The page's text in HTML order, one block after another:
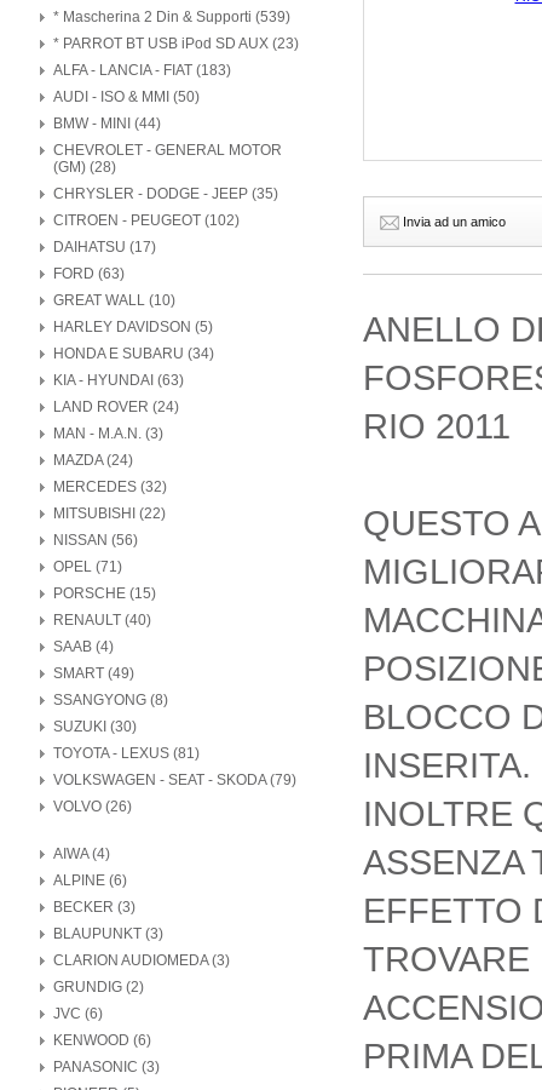
* Mascherina 2 Din & Supporti (539)
* PARROT BT USB iPod SD AUX (23)
ALFA - LANCIA - FIAT (183)
AUDI - ISO & MMI (50)
BMW - MINI (44)
CHEVROLET - GENERAL MOTOR
(GM) (28)
CHRYSLER - DODGE - JEEP (35)
CITROEN - PEUGEOT (102)
DAIHATSU (17)
FORD (63)
GREAT WALL (10)
HARLEY DAVIDSON (5)
HONDA E SUBARU (34)
KIA - HYUNDAI (63)
LAND ROVER (24)
MAN - M.A.N. (3)
MAZDA (24)
MERCEDES (32)
MITSUBISHI (22)
NISSAN (56)
OPEL (71)
PORSCHE (15)
RENAULT (40)
SAAB (4)
SMART (49)
SSANGYONG (8)
SUZUKI (30)
TOYOTA - LEXUS (81)
VOLKSWAGEN - SEAT - SKODA (79)
VOLVO (26)
AIWA (4)
ALPINE (6)
BECKER (3)
BLAUPUNKT (3)
CLARION AUDIOMEDA (3)
GRUNDIG (2)
JVC (6)
KENWOOD (6)
PANASONIC (3)
Invia ad un amico
ANELLO
RIO 2011
QUESTO
BLOCCO
INSERITA.
INOLTRE
ASSENZA
EFFETTO
TROVARE
PRIMA